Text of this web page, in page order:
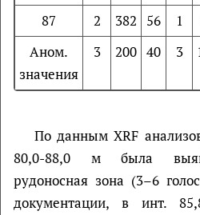
87
2 382 56 1
Аном.
значения
3 200 40 3
По данным XRF
80,0-88,0 м была
рудоносная зона (3–6
документации, в инт.